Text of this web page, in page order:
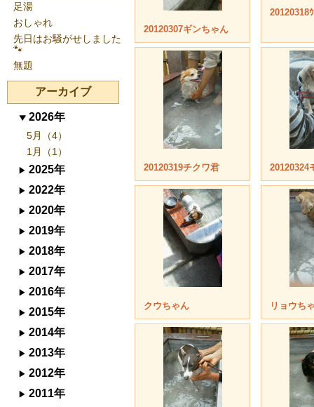
20120307ギンちゃん
20120318
20120319チクワ君 20120324
クウちゃん リョウち
足湯
おしゃれ
先日はお騒がせしました
🐾
無題
アーカイブ
2026年
5月（4）
1月（1）
2025年
2022年
2020年
2019年
2018年
2017年
2016年
2015年
2014年
2013年
2012年
2011年